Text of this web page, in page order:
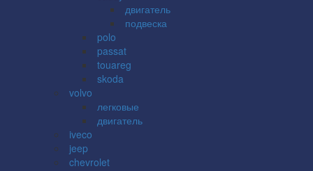
двигатель
подвеска
polo
passat
touareg
skoda
volvo
легковые
двигатель
iveco
jeep
chevrolet